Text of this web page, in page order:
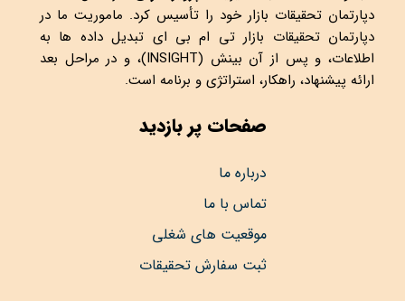
دپارتمان تحقیقات بازار خود را تأسیس کرد. ماموریت ما در
دپارتمان تحقیقات بازار تی ام بی ای تبدیل داده ها به
اطلاعات، و پس از آن بینش (INSIGHT)، و در مراحل بعد
ارائه پیشنهاد، راهکار، استراتژی و برنامه است.
صفحات پر بازدید
درباره ما
تماس با ما
موقعیت های شغلی
ثبت سفارش تحقیقات